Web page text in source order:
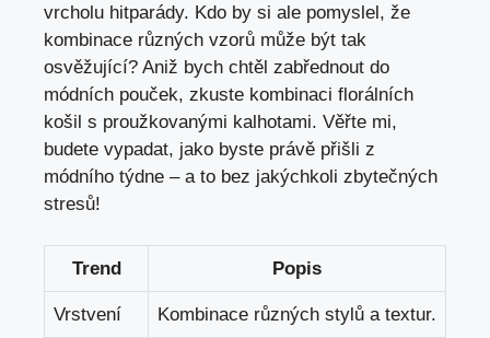
vrcholu hitparády. Kdo by si ale pomyslel, že
kombinace různých vzorů může být tak
osvěžující? Aniž bych chtěl zabřednout do
módních pouček, zkuste kombinaci florálních
košil s proužkovanými kalhotami. Věřte mi,
budete vypadat, jako byste právě přišli z
módního týdne – a to bez jakýchkoli zbytečných
stresů!
Trend Popis
Vrstvení Kombinace různých stylů a textur.